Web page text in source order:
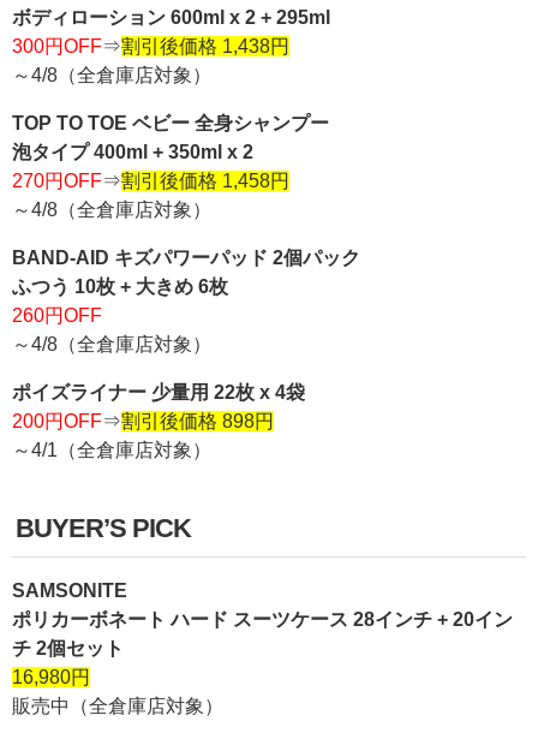
ボディローション 600ml x 2 + 295ml
300円OFF⇒割引後価格 1,438円
～4/8（全倉庫店対象）
TOP TO TOE ベビー 全身シャンプー
泡タイプ 400ml + 350ml x 2
270円OFF⇒割引後価格 1,458円
～4/8（全倉庫店対象）
BAND-AID キズパワーパッド 2個パック
ふつう 10枚 + 大きめ 6枚
260円OFF
～4/8（全倉庫店対象）
ポイズライナー 少量用 22枚 x 4袋
200円OFF⇒割引後価格 898円
～4/1（全倉庫店対象）
BUYER’S PICK
SAMSONITE
ポリカーボネート ハード スーツケース 28インチ + 20イン
チ 2個セット
16,980円
販売中（全倉庫店対象）